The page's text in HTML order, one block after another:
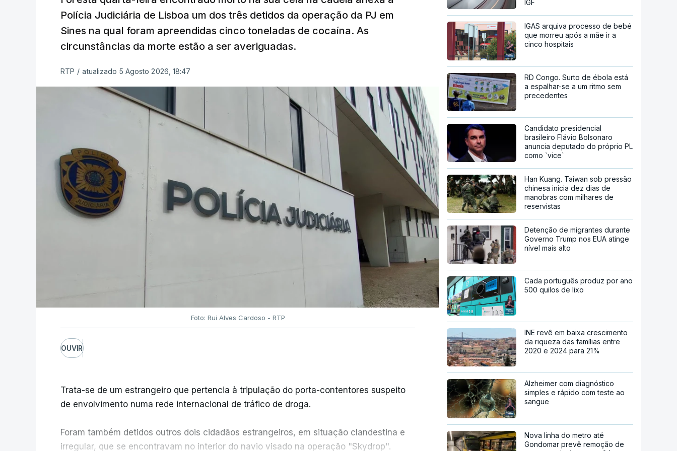
constrangimentos. Há casos em que faltam os modelos preenchidos pelos alunos com
a alegação justificativa para o pedido de reapreciação, ou os documentos que os
relatores devem preencher.
conseguem concluir as reapreciações devido a documentação em falta.
Quanto aos exames da 2.ª fase, o ministro da Educação, Fernando Alexandre, disse na
segunda-feira que cerca de 97% das respostas estavam classificadas e que o
processo está a decorrer "com normalidade e tranquilidade".
c/ Lusa
Polícia Judiciária de Lisboa um dos três detidos da operação da PJ em
Sines na qual foram apreendidas cinco toneladas de cocaína. As
circunstâncias da morte estão a ser averiguadas.
RTP / atualizado 5 Agosto 2026, 18:47
Foto: Rui Alves Cardoso - RTP
OUVIR
Trata-se de um estrangeiro que pertencia à tripulação do porta-contentores suspeito
de envolvimento numa rede internacional de tráfico de droga.
Foram também detidos outros dois cidadãos estrangeiros, em situação clandestina e
irregular, que se encontravam no interior do navio visado na operação "Skydrop".
IGF
IGAS arquiva processo de bebé
que morreu após a mãe ir a
cinco hospitais
RD Congo. Surto de ébola está
a espalhar-se a um ritmo sem
precedentes
Candidato presidencial
brasileiro Flávio Bolsonaro
anuncia deputado do próprio PL
como `vice`
Han Kuang. Taiwan sob pressão
chinesa inicia dez dias de
manobras com milhares de
reservistas
Detenção de migrantes durante
Governo Trump nos EUA atinge
nível mais alto
Cada português produz por ano
500 quilos de lixo
INE revê em baixa crescimento
da riqueza das famílias entre
2020 e 2024 para 21%
Alzheimer com diagnóstico
simples e rápido com teste ao
sangue
Nova linha do metro até
Gondomar prevê remoção de